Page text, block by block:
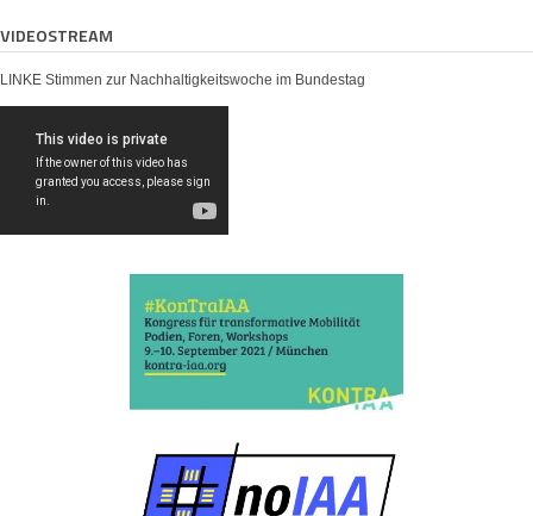
VIDEOSTREAM
LINKE Stimmen zur Nachhaltigkeitswoche im Bundestag